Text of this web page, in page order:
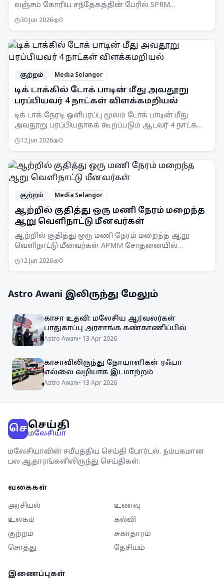
லஞ்சம் கோரிய சந்தேகத்தின் பேரில் SPRM
30 Jun 2026 0
குற்றம் Media Selangor
டிக் டாக்கில் டோக் பாடின் மீது அவதூறு
பரப்பியவர் 4 நாட்கள் விளக்கமறியல்
டிக் டாக் நேரடி ஒளிபரப்பு மூலம் டோக் பாடின் மீது
அவதூறு பரப்பியதாகக் கூறப்படும் ஆடவர் 4 நாட்கள்
12 Jun 2026 0
குற்றம் Media Selangor
ஆற்றில் குதித்து ஒரு மணி நேரம் மறைந்த
ஆறு வெளிநாட்டு மீனவர்கள்
ஆற்றில் குதித்து ஒரு மணி நேரம் மறைந்த ஆறு
வெளிநாட்டு மீனவர்கள் APMM சோதனையில்
எதிராக APMM தொடர்ந்து கண்காணிப்பு
12 Jun 2026 0
Astro Awani இலிருந்து மேலும்
காசா உதவி: மலேசிய ஆர்வலர்கள்
பாதுகாப்பு அரசாங்க கண்காணிப்பில்
Astro Awani• 13 Apr 2026
காசாவிலிருந்து நோயாளிகள் ரஃபா
எல்லை வழியாக இடமாற்றம்
Astro Awani• 13 Apr 2026
செசெய்தி
மலேசியா
மலேசியாவின் சமீபத்திய செய்தி போர்டல். நம்பகமான
பல ஆதாரங்களிலிருந்து செய்திகள்.
வகைகள்
அரசியல்
உணவு
உலகம்
கல்வி
குற்றம்
சுகாதாரம்
சொத்து
தேசியம்
இணைப்புகள்